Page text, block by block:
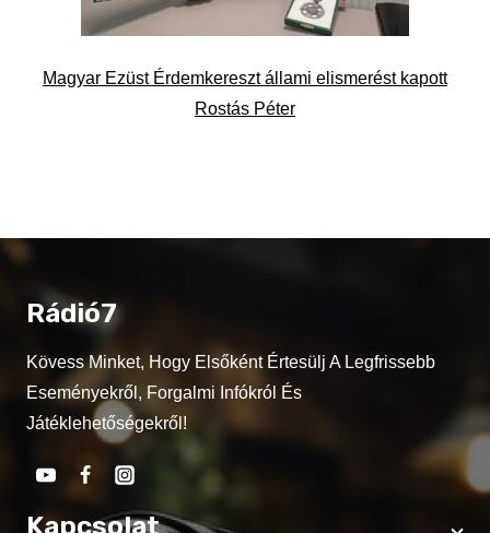
Magyar Ezüst Érdemkereszt állami elismerést kapott
Rostás Péter
Rádió7
Kövess Minket, Hogy Elsőként Értesülj A Legfrissebb
Eseményekről, Forgalmi Infókról És
Játéklehetőségekről!
Kapcsolat